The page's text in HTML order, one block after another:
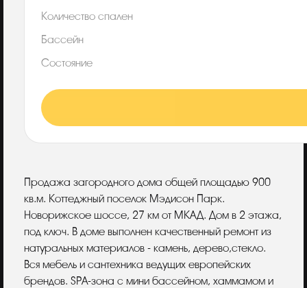
Количество спален
Бассейн
Состояние
Описание
Продажа загородного дома общей площадью 900
кв.м. Коттеджный поселок Мэдисон Парк.
Новорижское шоссе, 27 км от МКАД. Дом в 2 этажа,
под ключ. В доме выполнен качественный ремонт из
натуральных материалов - камень, дерево,стекло.
Вся мебель и сантехника ведущих европейских
брендов. SPA-зона с мини бассейном, хаммамом и